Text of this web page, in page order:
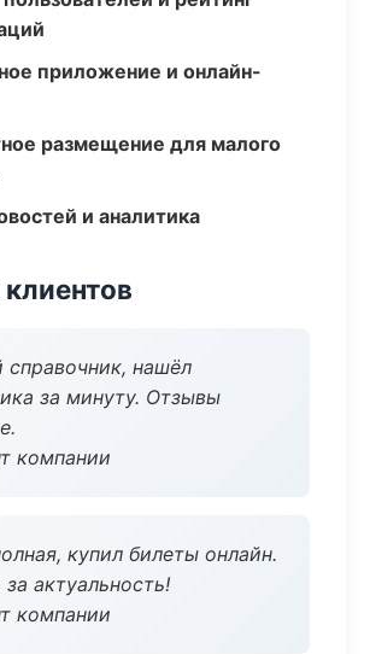
приложение и онлайн-
размещение для малого
и аналитика
справочник, нашёл
за минуту. Отзывы
компании
купил билеты онлайн.
актуальность!
компании